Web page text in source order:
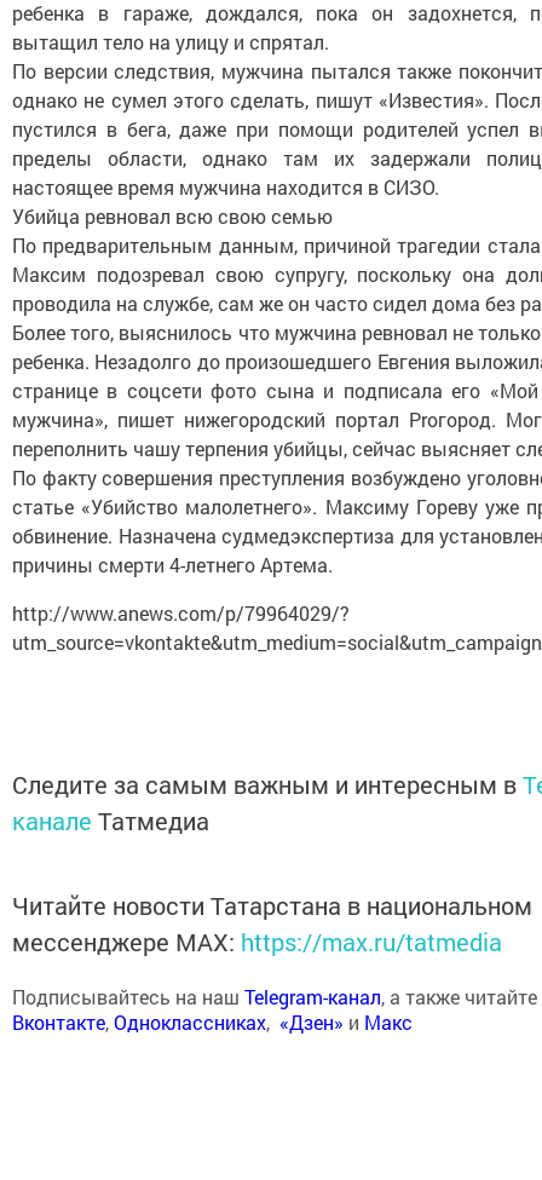
ребенка в гараже, дождался, пока он задохнется,
вытащил тело на улицу и спрятал.
По версии следствия, мужчина пытался также
однако не сумел этого сделать, пишут «Известия».
пустился в бега, даже при помощи родителей успел
пределы области, однако там их задержали
настоящее время мужчина находится в СИЗО.
Убийца ревновал всю свою семью
По предварительным данным, причиной трагедии
Максим подозревал свою супругу, поскольку она
проводила на службе, сам же он часто сидел дома без
Более того, выяснилось что мужчина ревновал не
ребенка. Незадолго до произошедшего Евгения
странице в соцсети фото сына и подписала его
мужчина», пишет нижегородский портал Proгород.
переполнить чашу терпения убийцы, сейчас выясняет
По факту совершения преступления возбуждено
статье «Убийство малолетнего». Максиму Гореву уже
обвинение. Назначена судмедэкспертиза для
причины смерти 4-летнего Артема.
http://www.anews.com/p/79964029/?
Следите за самым важным и интересным в
канале Татмедиа
Читайте новости Татарстана в национальном
мессенджере MАХ: https://max.ru/tatmedia
Подписывайтесь на наш Telegram-канал, а также
Вконтакте,Одноклассниках, «Дзен» и Макс